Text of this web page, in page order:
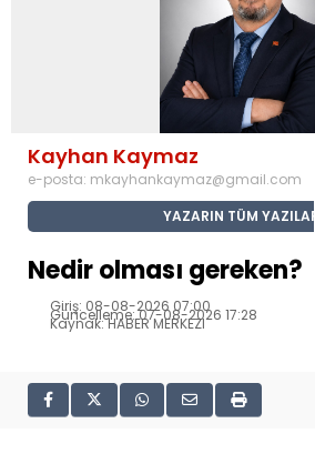
Kayhan Kaymaz
e-posta: mkayhankaymaz@gmail.com
YAZARIN TÜM YAZILARI
Nedir olması gereken?
Giriş: 08-08-2026 07:00
Güncelleme: 07-08-2026 17:28
Kaynak: HABER MERKEZI